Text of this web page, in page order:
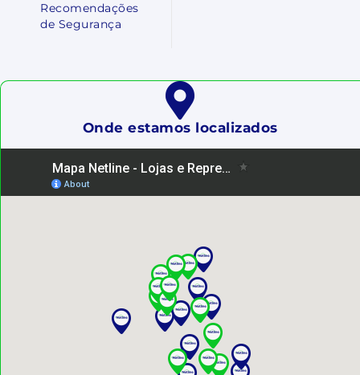
Recomendações
de Segurança
Onde estamos localizados